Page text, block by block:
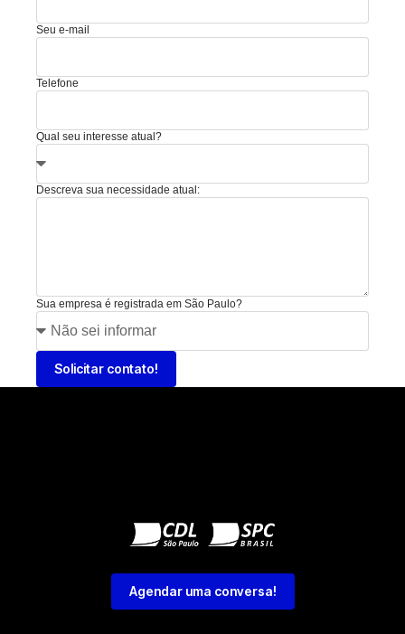
Seu e-mail
Telefone
Qual seu interesse atual?
Descreva sua necessidade atual:
Sua empresa é registrada em São Paulo?
Solicitar contato!
Agendar uma conversa!